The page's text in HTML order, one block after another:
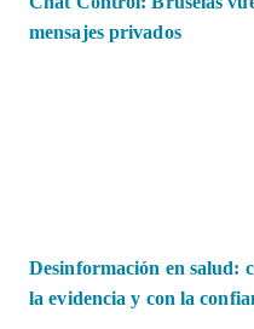
mensajes privados
Desinformación en salud:
la evidencia y con la